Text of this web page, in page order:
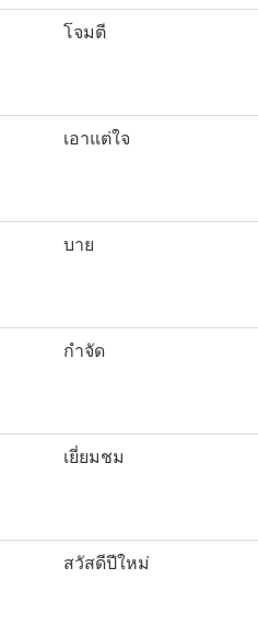
โจมตี
เอาแต่ใจ
บาย
กำจัด
เยี่ยมชม
สวัสดีปีใหม่